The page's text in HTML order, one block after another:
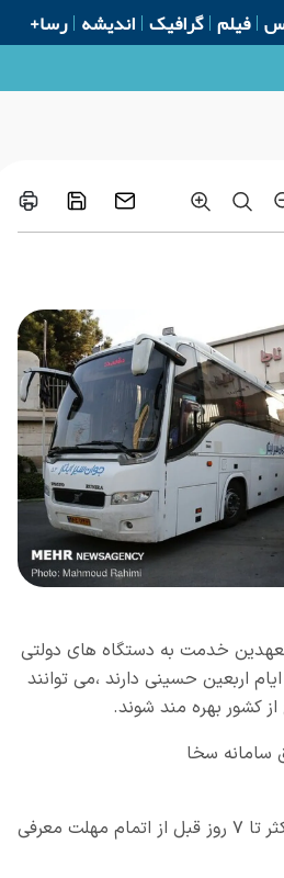
فیلم گرافیک اندیشه رسا+
خدمت به دستگاه های دولتی
اربعین حسینی دارند ،می توانند
سامانه سخا
همچنین دانشجویانی که در مهلت معرفی در حال تحصیل می باشند، می توانند حداکثر تا ۷ روز قبل از اتمام مهلت معرفی